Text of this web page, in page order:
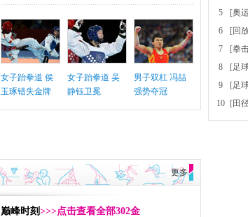
女子跆拳道 侯
玉琢错失金牌
女子跆拳道 吴
静钰卫冕
男子双杠 冯喆
强势夺冠
更多
巅峰时刻>>>点击查看全部302金
5
[奥
6
[回
7
[拳
8
[足
9
[足
10
[田